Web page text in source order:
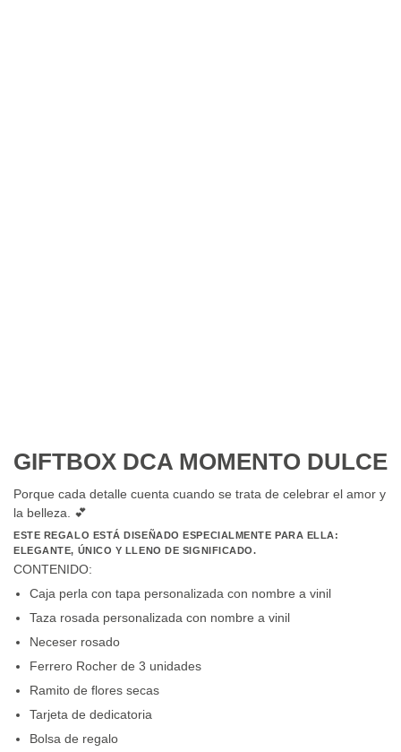
GIFTBOX DCA MOMENTO DULCE
Porque cada detalle cuenta cuando se trata de celebrar el amor y
la belleza. 💕
ESTE REGALO ESTÁ DISEÑADO ESPECIALMENTE PARA ELLA:
ELEGANTE, ÚNICO Y LLENO DE SIGNIFICADO.
CONTENIDO:
Caja perla con tapa personalizada con nombre a vinil
Taza rosada personalizada con nombre a vinil
Neceser rosado
Ferrero Rocher de 3 unidades
Ramito de flores secas
Tarjeta de dedicatoria
Bolsa de regalo